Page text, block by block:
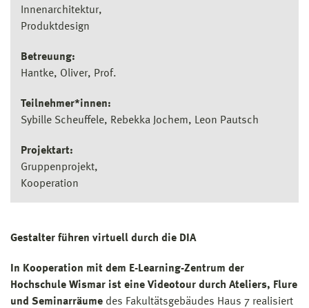
Innenarchitektur
Produktdesign
Betreuung:
Hantke, Oliver, Prof.
Teilnehmer*innen:
Sybille Scheuffele, Rebekka Jochem, Leon Pautsch
Projektart:
Gruppenprojekt
Kooperation
Gestalter führen virtuell durch die DIA
In Kooperation mit dem E-Learning-Zentrum der
Hochschule Wismar ist eine Videotour durch Ateliers, Flure
und Seminarräume des Fakultätsgebäudes Haus 7 realisiert